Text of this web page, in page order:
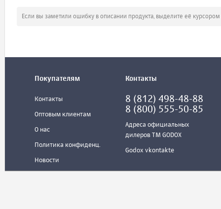
Если вы заметили ошибку в описании продукта, выделите её
Покупателям
Контакты
Оптовым клиентам
О нас
Политика конфиденц.
Новости
Контакты
8 (812) 498-48-88
8 (800) 555-50-85
Адреса официальных
дилеров ТМ GODOX
Godox vkontakte